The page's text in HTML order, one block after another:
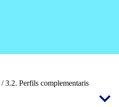
/ 3.2. Perfils complementaris